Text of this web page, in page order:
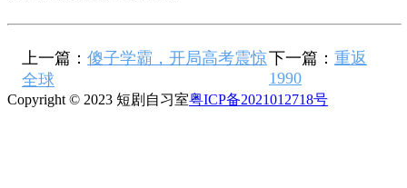
上一篇： 傻子学霸，开局高考震惊
全球
下一篇： 重返
1990
Copyright © 2023 短剧自习室粤ICP备2021012718号